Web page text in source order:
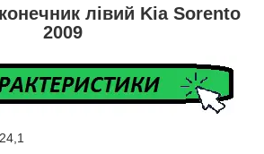
лівий Kia Sorento
2009